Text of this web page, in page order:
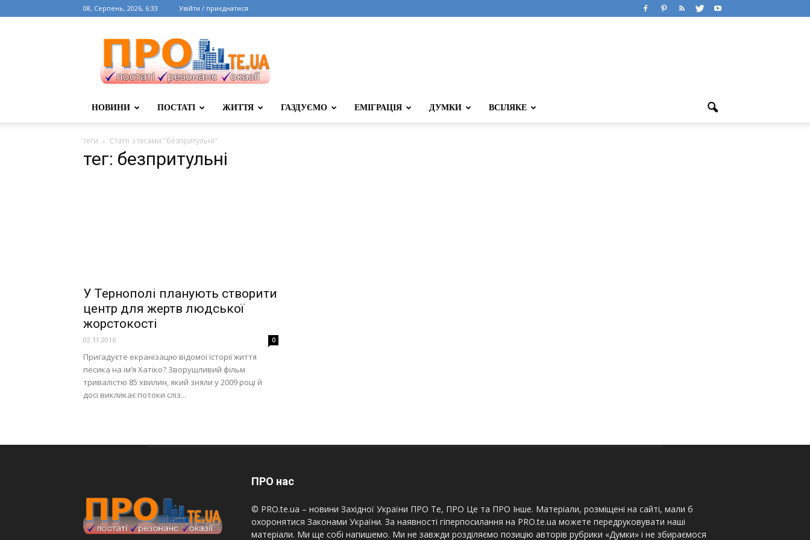
08, Серпень, 2026, 6:33 Увійти / приєднатися
НОВИНИ ПОСТАТІ ЖИТТЯ ГАЗДУЄМО ЕМІГРАЦІЯ ДУМКИ ВСІЛЯКЕ
теги Статті з тегами "безпритульні"
тег: безпритульні
У Тернополі планують створити
центр для жертв людської
жорстокості
02.11.2016 0
Пригадуєте екранізацію відомої історії життя
песика на ім’я Хатіко? Зворушливий фільм
тривалістю 85 хвилин, який зняли у 2009 році й
досі викликає потоки сліз...
ПРО нас
© PRO.te.ua – новини Західної України ПРО Те, ПРО Це та ПРО Інше. Матеріали, розміщені на сайті, мали б
охоронятися Законами України. За наявності гіперпосилання на PRO.te.ua можете передруковувати наші
матеріали. Ми ще собі напишемо. Ми не завжди розділяємо позицію авторів рубрики «Думки» і не збираємося